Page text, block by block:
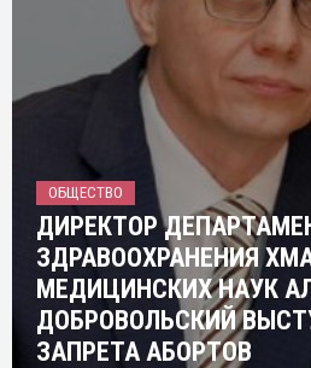
ОБЩЕСТВО
ДИРЕКТОР
ЗДРАВООХРАНЕНИЯ
МЕДИЦИНСКИХ НАУК
ДОБРОВОЛЬСКИЙ
ЗАПРЕТА АБОРТОВ